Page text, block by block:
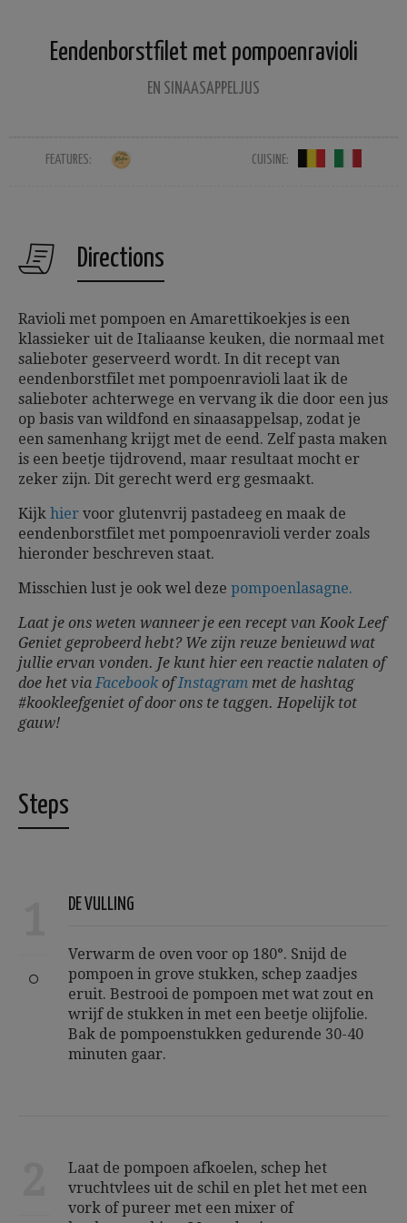
Eendenborstfilet met pompoenravioli
EN SINAASAPPELJUS
FEATURES: CUISINE:
Directions
Ravioli met pompoen en Amarettikoekjes is een
klassieker uit de Italiaanse keuken, die normaal met
salieboter geserveerd wordt. In dit recept van
eendenborstfilet met pompoenravioli laat ik de
salieboter achterwege en vervang ik die door een jus
op basis van wildfond en sinaasappelsap, zodat je
een samenhang krijgt met de eend. Zelf pasta maken
is een beetje tijdrovend, maar resultaat mocht er
zeker zijn. Dit gerecht werd erg gesmaakt.
Kijk hier voor glutenvrij pastadeeg en maak de
eendenborstfilet met pompoenravioli verder zoals
hieronder beschreven staat.
Misschien lust je ook wel deze pompoenlasagne.
Laat je ons weten wanneer je een recept van Kook Leef
Geniet geprobeerd hebt? We zijn reuze benieuwd wat
jullie ervan vonden. Je kunt hier een reactie nalaten of
doe het via FacebookofInstagram met de hashtag
#kookleefgeniet of door ons te taggen. Hopelijk tot
gauw!
Steps
DE VULLING
Verwarm de oven voor op 180°. Snijd de
pompoen in grove stukken, schep zaadjes
eruit. Bestrooi de pompoen met wat zout en
wrijf de stukken in met een beetje olijfolie.
Bak de pompoenstukken gedurende 30-40
minuten gaar.
Laat de pompoen afkoelen, schep het
vruchtvlees uit de schil en plet het met een
vork of pureer met een mixer of